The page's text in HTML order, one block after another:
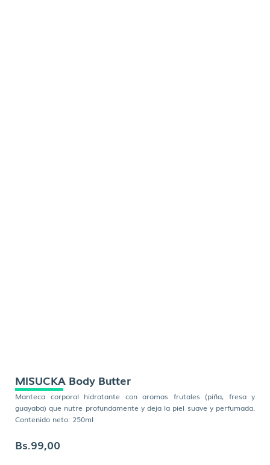
MISUCKA Body Butter
Manteca corporal hidratante con aromas frutales (piña, fresa y
guayaba) que nutre profundamente y deja la piel suave y perfumada.
Contenido neto: 250ml
Bs.99,00